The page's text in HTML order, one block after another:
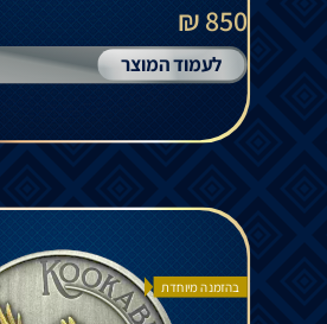
850 ₪
לעמוד המוצר
בהזמנה מיוחדת